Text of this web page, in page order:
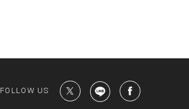
FOLLOW US